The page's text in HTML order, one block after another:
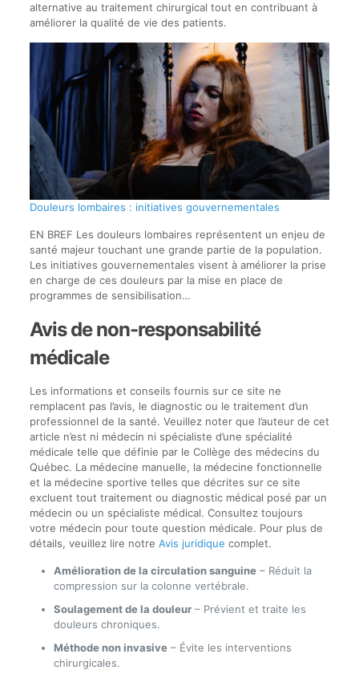
alternative au traitement chirurgical tout en contribuant à
améliorer la qualité de vie des patients.
Douleurs lombaires : initiatives gouvernementales
EN BREF Les douleurs lombaires représentent un enjeu de
santé majeur touchant une grande partie de la population.
Les initiatives gouvernementales visent à améliorer la prise
en charge de ces douleurs par la mise en place de
programmes de sensibilisation…
Avis de non-responsabilité
médicale
Les informations et conseils fournis sur ce site ne
remplacent pas l’avis, le diagnostic ou le traitement d’un
professionnel de la santé. Veuillez noter que l’auteur de cet
article n’est ni médecin ni spécialiste d’une spécialité
médicale telle que définie par le Collège des médecins du
Québec. La médecine manuelle, la médecine fonctionnelle
et la médecine sportive telles que décrites sur ce site
excluent tout traitement ou diagnostic médical posé par un
médecin ou un spécialiste médical. Consultez toujours
votre médecin pour toute question médicale. Pour plus de
détails, veuillez lire notre Avis juridique complet.
Amélioration de la circulation sanguine– Réduit la
compression sur la colonne vertébrale.
Soulagement de la douleur– Prévient et traite les
douleurs chroniques.
Méthode non invasive– Évite les interventions
chirurgicales.